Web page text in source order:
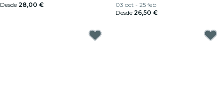
Desde 28,00 €
03 oct - 25 feb
Desde 26,50 €